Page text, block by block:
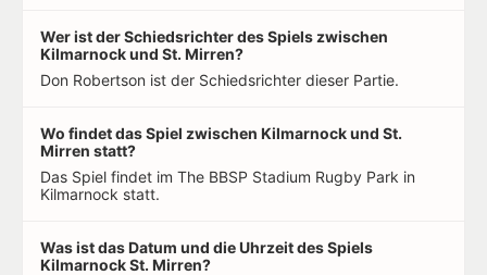
Wer ist der Schiedsrichter des Spiels zwischen
Kilmarnock und St. Mirren?
Don Robertson ist der Schiedsrichter dieser Partie.
Wo findet das Spiel zwischen Kilmarnock und St.
Mirren statt?
Das Spiel findet im The BBSP Stadium Rugby Park in
Kilmarnock statt.
Was ist das Datum und die Uhrzeit des Spiels
Kilmarnock St. Mirren?